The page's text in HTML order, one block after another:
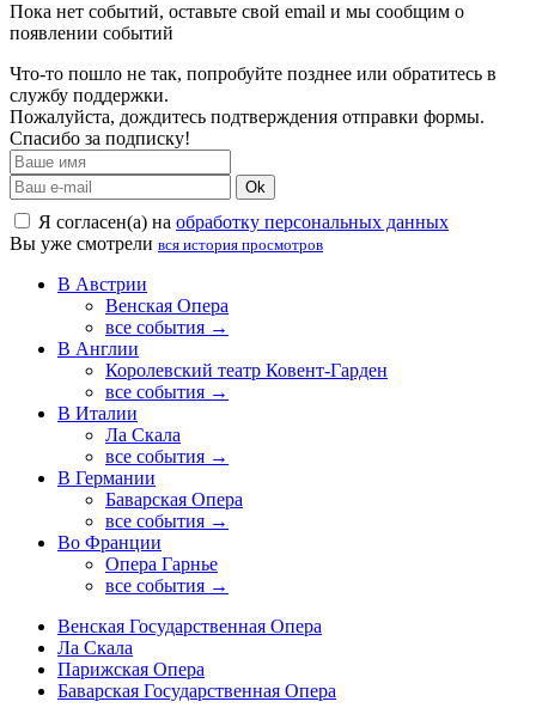
Пока нет событий, оставьте свой email и мы сообщим о
появлении событий
Что-то пошло не так, попробуйте позднее или обратитесь в
службу поддержки.
Пожалуйста, дождитесь подтверждения отправки формы.
Спасибо за подписку!
Ok
Я согласен(а) на обработку персональных данных
Вы уже смотрели вся история просмотров
В Австрии
Венская Опера
все события →
В Англии
Королевский театр Ковент-Гарден
все события →
В Италии
Ла Скала
все события →
В Германии
Баварская Опера
все события →
Во Франции
Опера Гарнье
все события →
Венская Государственная Опера
Ла Скала
Парижская Опера
Баварская Государственная Опера